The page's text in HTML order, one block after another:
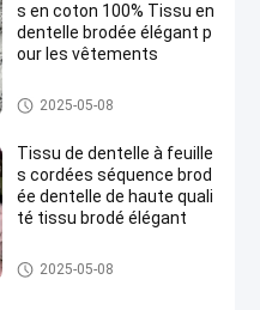
s en coton 100% Tissu en
dentelle brodée élégant p
our les vêtements
Tissu attaché de dentelle
2025-05-08
Tissu de dentelle à feuille
s cordées séquence brod
ée dentelle de haute quali
té tissu brodé élégant
Tissu attaché de dentelle
2025-05-08